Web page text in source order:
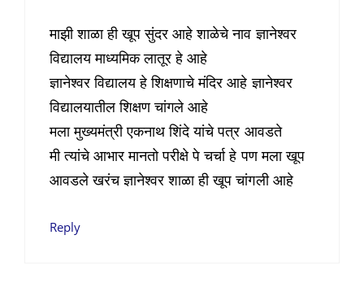
माझी शाळा ही खूप सुंदर आहे शाळेचे नाव ज्ञानेश्वर
विद्यालय माध्यमिक लातूर हे आहे
ज्ञानेश्वर विद्यालय हे शिक्षणाचे मंदिर आहे ज्ञानेश्वर
विद्यालयातील शिक्षण चांगले आहे
मला मुख्यमंत्री एकनाथ शिंदे यांचे पत्र आवडते
मी त्यांचे आभार मानतो परीक्षे पे चर्चा हे पण मला खूप
आवडले खरंच ज्ञानेश्वर शाळा ही खूप चांगली आहे
Reply